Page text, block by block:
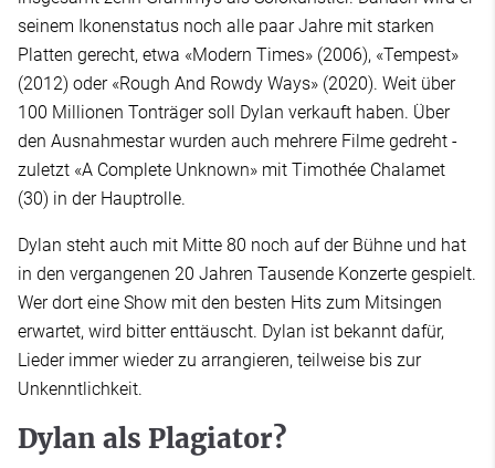
seinem Ikonenstatus noch alle paar Jahre mit starken
Platten gerecht, etwa «Modern Times» (2006), «Tempest»
(2012) oder «Rough And Rowdy Ways» (2020). Weit über
100 Millionen Tonträger soll Dylan verkauft haben. Über
den Ausnahmestar wurden auch mehrere Filme gedreht -
zuletzt «A Complete Unknown» mit Timothée Chalamet
(30) in der Hauptrolle.
Dylan steht auch mit Mitte 80 noch auf der Bühne und hat
in den vergangenen 20 Jahren Tausende Konzerte gespielt.
Wer dort eine Show mit den besten Hits zum Mitsingen
erwartet, wird bitter enttäuscht. Dylan ist bekannt dafür,
Lieder immer wieder zu arrangieren, teilweise bis zur
Unkenntlichkeit.
Dylan als Plagiator?